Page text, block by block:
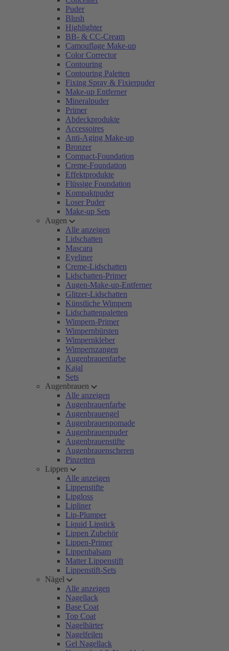
Puder
Blush
Highlighter
BB- & CC-Cream
Camouflage Make-up
Color Corrector
Contouring
Contouring Paletten
Fixing Spray & Fixierpuder
Make-up Entferner
Mineralpuder
Primer
Abdeckprodukte
Accessoires
Anti-Aging Make-up
Bronzer
Compact-Foundation
Creme-Foundation
Effektprodukte
Flüssige Foundation
Kompaktpuder
Loser Puder
Make-up Sets
Augen
Alle anzeigen
Lidschatten
Mascara
Eyeliner
Creme-Lidschatten
Lidschatten-Primer
Augen-Make-up-Entferner
Glitzer-Lidschatten
Künstliche Wimpern
Lidschattenpaletten
Wimpern-Primer
Wimpernbürsten
Wimpernkleber
Wimpernzangen
Augenbrauenfarbe
Kajal
Sets
Augenbrauen
Alle anzeigen
Augenbrauenfarbe
Augenbrauengel
Augenbrauenpomade
Augenbrauenpuder
Augenbrauenstifte
Augenbrauenscheren
Pinzetten
Lippen
Alle anzeigen
Lippenstifte
Lipgloss
Lipliner
Lip-Plumper
Liquid Lipstick
Lippen Zubehör
Lippen-Primer
Lippenbalsam
Matter Lippenstift
Lippenstift-Sets
Nägel
Alle anzeigen
Nagellack
Base Coat
Top Coat
Nagelhärter
Nagelfeilen
Gel Nagellack